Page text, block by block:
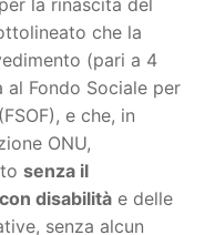
che la
(pari a 4
Fondo Sociale per
e che, in
ONU,
senza il
disabilità e delle
senza alcun